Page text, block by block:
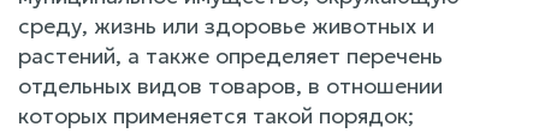
среду, жизнь или здоровье животных и
растений, а также определяет перечень
отдельных видов товаров, в отношении
которых применяется такой порядок;